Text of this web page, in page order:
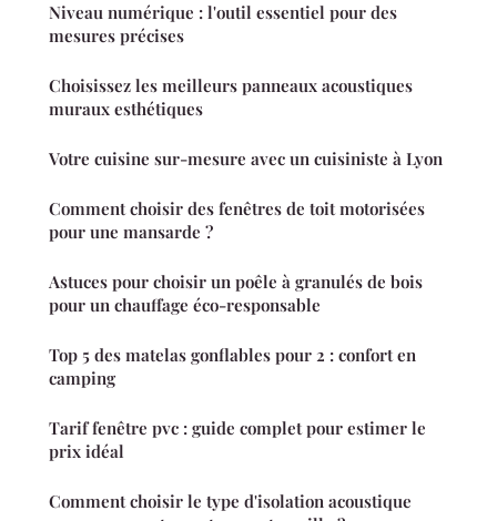
Niveau numérique : l'outil essentiel pour des
mesures précises
Choisissez les meilleurs panneaux acoustiques
muraux esthétiques
Votre cuisine sur-mesure avec un cuisiniste à Lyon
Comment choisir des fenêtres de toit motorisées
pour une mansarde ?
Astuces pour choisir un poêle à granulés de bois
pour un chauffage éco-responsable
Top 5 des matelas gonflables pour 2 : confort en
camping
Tarif fenêtre pvc : guide complet pour estimer le
prix idéal
Comment choisir le type d'isolation acoustique